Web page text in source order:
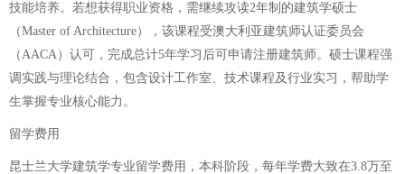
技能培养。若想获得职业资格，需继续攻读2年制的建筑学硕士
（Master of Architecture），该课程受澳大利亚建筑师认证委员会
（AACA）认可，完成总计5年学习后可申请注册建筑师。硕士课程强
调实践与理论结合，包含设计工作室、技术课程及行业实习，帮助学
生掌握专业核心能力。
留学费用
昆士兰大学建筑学专业留学费用，本科阶段，每年学费大致在3.8万至